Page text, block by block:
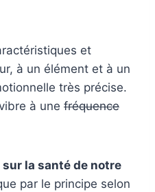
et
à un élément et à un
très précise.
à une fréquence
sur la santé de notre
par le principe selon